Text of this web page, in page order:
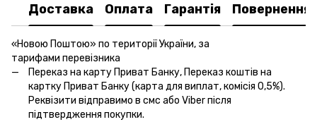
Доставка Оплата Гарантія Повернення
«Новою Поштою» по території України, за
тарифами перевізника
Переказ на карту Приват Банку, Переказ коштів на
картку Приват Банку (карта для виплат, комісія 0,5%).
Реквізити відправимо в смс або Viber після
підтвердження покупки.